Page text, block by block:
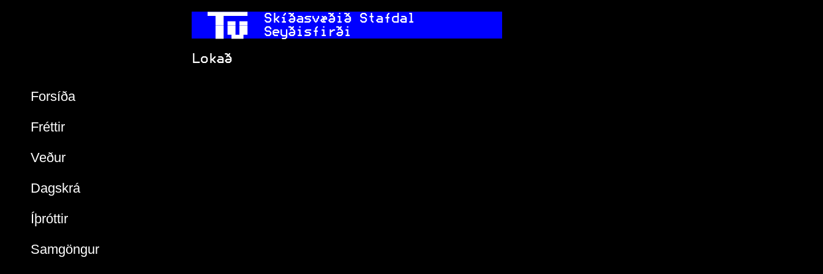
Forsíða
Fréttir
Veður
Dagskrá
Íþróttir
Samgöngur

Skíðasvæðið Stafdal
  
Seyðisfirði
Lokað